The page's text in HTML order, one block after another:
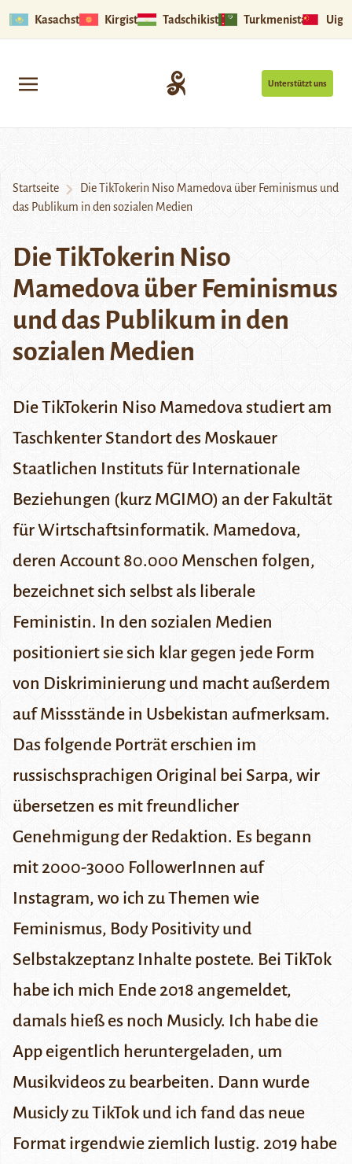
Kasachstan Kirgistan Tadschikistan Turkmenistan
Unterstützt uns
Startseite
Die TikTokerin Niso Mamedova über Feminismus und
das Publikum in den sozialen Medien
Die TikTokerin Niso
Mamedova über Feminismus
und das Publikum in den
sozialen Medien
Die TikTokerin Niso Mamedova studiert am
Taschkenter Standort des Moskauer
Staatlichen Instituts für Internationale
Beziehungen (kurz MGIMO) an der Fakultät
für Wirtschaftsinformatik. Mamedova,
deren Account 80.000 Menschen folgen,
bezeichnet sich selbst als liberale
Feministin. In den sozialen Medien
positioniert sie sich klar gegen jede Form
von Diskriminierung und macht außerdem
auf Missstände in Usbekistan aufmerksam.
Das folgende Porträt erschien im
russischsprachigen Original bei Sarpa, wir
übersetzen es mit freundlicher
Genehmigung der Redaktion. Es begann
mit 2000-3000 FollowerInnen auf
Instagram, wo ich zu Themen wie
Feminismus, Body Positivity und
Selbstakzeptanz Inhalte postete. Bei TikTok
habe ich mich Ende 2018 angemeldet,
damals hieß es noch Musicly. Ich habe die
App eigentlich heruntergeladen, um
Musikvideos zu bearbeiten. Dann wurde
Musicly zu TikTok und ich fand das neue
Format irgendwie ziemlich lustig. 2019 habe